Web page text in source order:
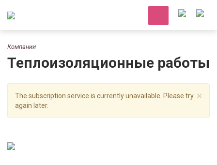
Компании
Теплоизоляционные работы
×
The subscription service is currently unavailable. Please try
again later.